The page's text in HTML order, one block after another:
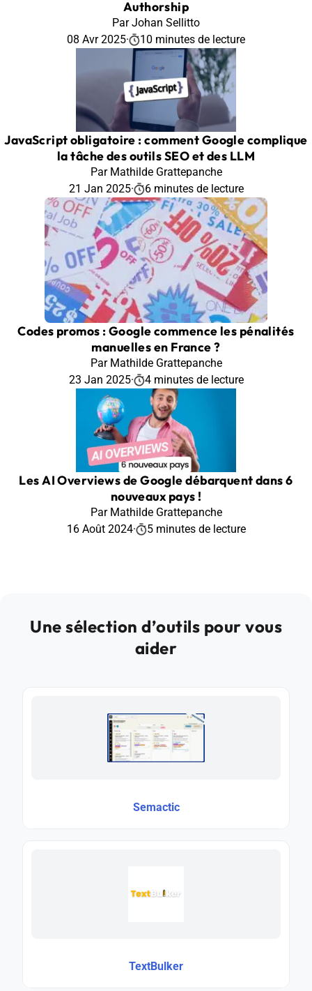
Authorship
Par Johan Sellitto
08 Avr 2025· 10 minutes de lecture
JavaScript obligatoire : comment Google complique
la tâche des outils SEO et des LLM
Par Mathilde Grattepanche
21 Jan 2025· 6 minutes de lecture
Codes promos : Google commence les pénalités
manuelles en France ?
Par Mathilde Grattepanche
23 Jan 2025· 4 minutes de lecture
Les AI Overviews de Google débarquent dans 6
nouveaux pays !
Par Mathilde Grattepanche
16 Août 2024· 5 minutes de lecture
Une sélection d’outils pour vous
aider
Semactic
TextBulker